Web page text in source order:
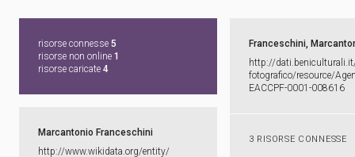
risorse connesse 5
risorse non online 1
risorse caricate 4
Franceschini,
http:​/​/​
fotografico/​resource/​
EACCPF-​0001-​008616
3 RISORSE CONNESSE
Marcantonio Franceschini
http:​/​/​www.​wikidata.​org/​entity/​